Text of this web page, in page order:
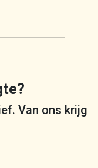
Van ons krijg